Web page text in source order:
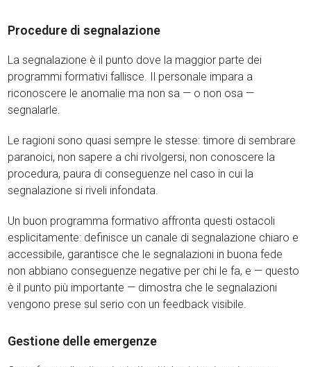
Procedure di segnalazione
La segnalazione è il punto dove la maggior parte dei
programmi formativi fallisce. Il personale impara a
riconoscere le anomalie ma non sa — o non osa —
segnalarle.
Le ragioni sono quasi sempre le stesse: timore di sembrare
paranoici, non sapere a chi rivolgersi, non conoscere la
procedura, paura di conseguenze nel caso in cui la
segnalazione si riveli infondata.
Un buon programma formativo affronta questi ostacoli
esplicitamente: definisce un canale di segnalazione chiaro e
accessibile, garantisce che le segnalazioni in buona fede
non abbiano conseguenze negative per chi le fa, e — questo
è il punto più importante — dimostra che le segnalazioni
vengono prese sul serio con un feedback visibile.
Gestione delle emergenze